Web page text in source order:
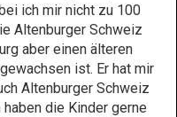
ich mir nicht zu 100
Altenburger Schweiz
aber einen älteren
ist. Er hat mir
Altenburger Schweiz
die Kinder gerne